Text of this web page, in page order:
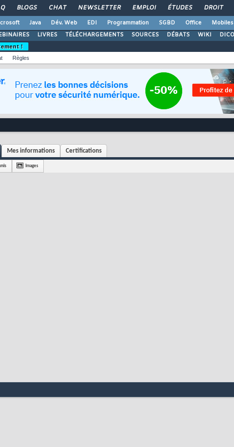
BLOGS CHAT NEWSLETTER EMPLOI ÉTUDES DROIT
Java Dév. Web EDI Programmation SGBD Office Mobiles
LIVRES TÉLÉCHARGEMENTS SOURCES DÉBATS WIKI DICO
!
Règles
Mes informations Certifications
Images